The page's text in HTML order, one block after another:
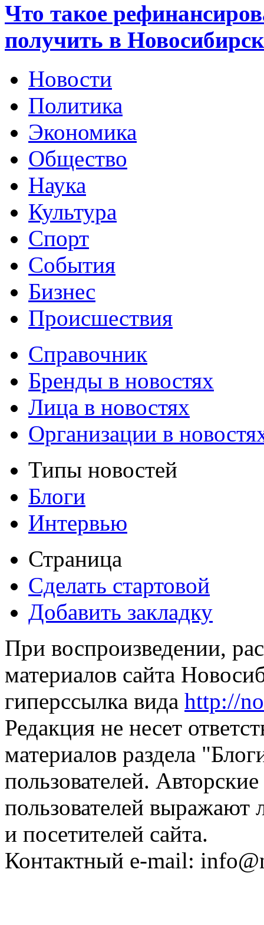
Что такое
получить в
Новости
Политика
Экономика
Общество
Наука
Культура
Спорт
События
Бизнес
Происшествия
Справочник
Бренды в новостях
Лица в новостях
Организации в
Типы новостей
Блоги
Интервью
Страница
Сделать стартовой
Добавить закладку
При воспроизведении,
материалов сайта
гиперссылка вида http://
Редакция не несет
материалов раздела
пользователей.
пользователей выражают
и посетителей сайта.
Контактный e-mail: